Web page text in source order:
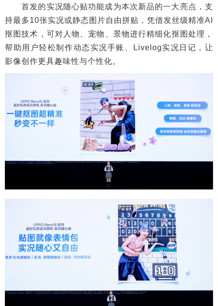
首发的实况随心贴功能成为本次新品的一大亮点，支
持最多10张实况或静态图片自由拼贴，凭借发丝级精准AI
抠图技术，可对人物、宠物、景物进行精细化抠图处理，
帮助用户轻松制作动态实况手账、Livelog实况日记，让
影像创作更具趣味性与个性化。